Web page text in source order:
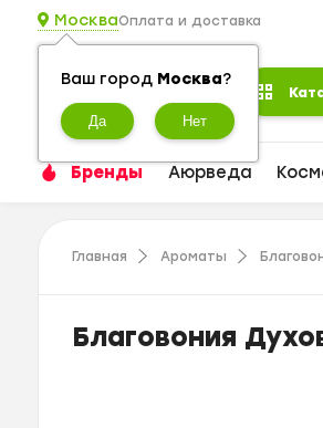
Москва
Ваш город Москва?
Оплата и доставка
Бренды Аюрведа
Главная Ароматы
Благовония